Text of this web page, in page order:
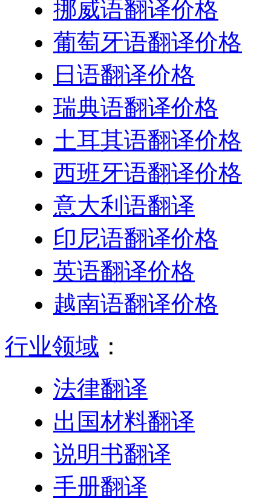
挪威语翻译价格
葡萄牙语翻译价格
日语翻译价格
瑞典语翻译价格
土耳其语翻译价格
西班牙语翻译价格
意大利语翻译
印尼语翻译价格
英语翻译价格
越南语翻译价格
行业领域 ：
法律翻译
出国材料翻译
说明书翻译
手册翻译